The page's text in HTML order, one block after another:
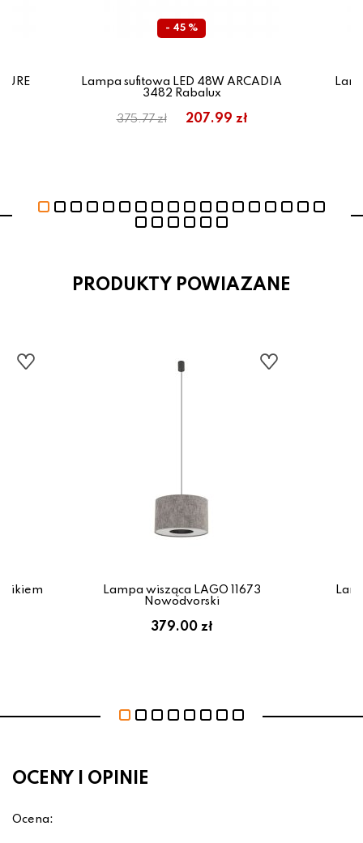
- 45 %
Lampa sufitowa LED 48W ARCADIA
3482 Rabalux
375.77 zł 207.99 zł
PRODUKTY POWIAZANE
Lampa wisząca LAGO 11673
Nowodvorski
379.00 zł
OCENY I OPINIE
Ocena: